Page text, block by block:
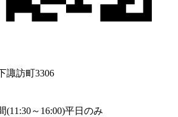
諏訪町3306
(11:30～16:00)平日のみ